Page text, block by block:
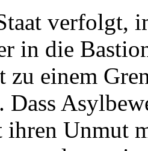
verfolgt,
in die
einem
Dass
ihren Unmut